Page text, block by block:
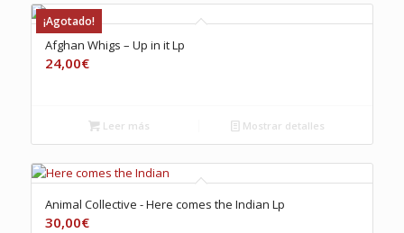
¡Agotado!
Afghan Whigs ‎– Up in it Lp
24,00€
Leer más Mostrar detalles
Animal Collective ‎- Here comes the Indian Lp
30,00€